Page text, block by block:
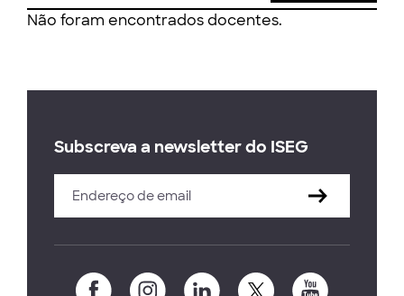
Não foram encontrados docentes.
Subscreva a newsletter do ISEG